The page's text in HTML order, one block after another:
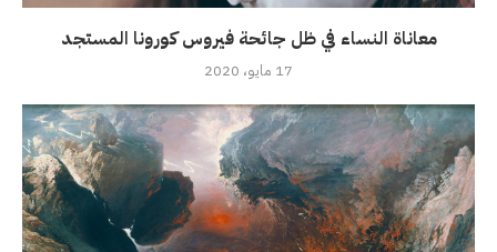
معاناة النساء في ظل جائحة فيروس كورونا المستجد
17 مايو، 2020